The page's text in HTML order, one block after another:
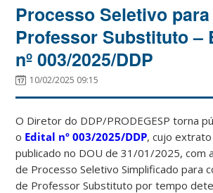
Processo Seletivo para
Professor Substituto –
nº 003/2025/DDP
10/02/2025 09:15
O Diretor do DDP/PRODEGESP torna
o Edital nº 003/2025/DDP, cujo
publicado no DOU de 31/01/2025, com
de Processo Seletivo Simplificado para
de Professor Substituto por tempo